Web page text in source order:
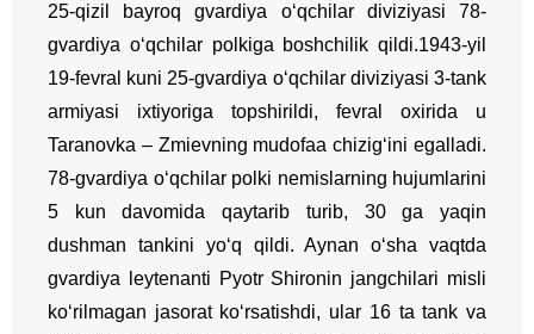
25-qizil bayroq gvardiya o‘qchilar diviziyasi 78-
gvardiya o‘qchilar polkiga boshchilik qildi.1943-yil
19-fevral kuni 25-gvardiya o‘qchilar diviziyasi 3-tank
armiyasi ixtiyoriga topshirildi, fevral oxirida u
Taranovka – Zmievning mudofaa chizig‘ini egalladi.
78-gvardiya o‘qchilar polki nemislarning hujumlarini
5 kun davomida qaytarib turib, 30 ga yaqin
dushman tankini yo‘q qildi. Aynan o‘sha vaqtda
gvardiya leytenanti Pyotr Shironin jangchilari misli
ko‘rilmagan jasorat ko‘rsatishdi, ular 16 ta tank va